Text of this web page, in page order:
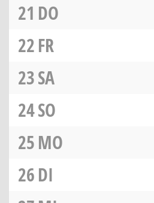
21 DO
22FR
23SA
24SO
25MO
26DI